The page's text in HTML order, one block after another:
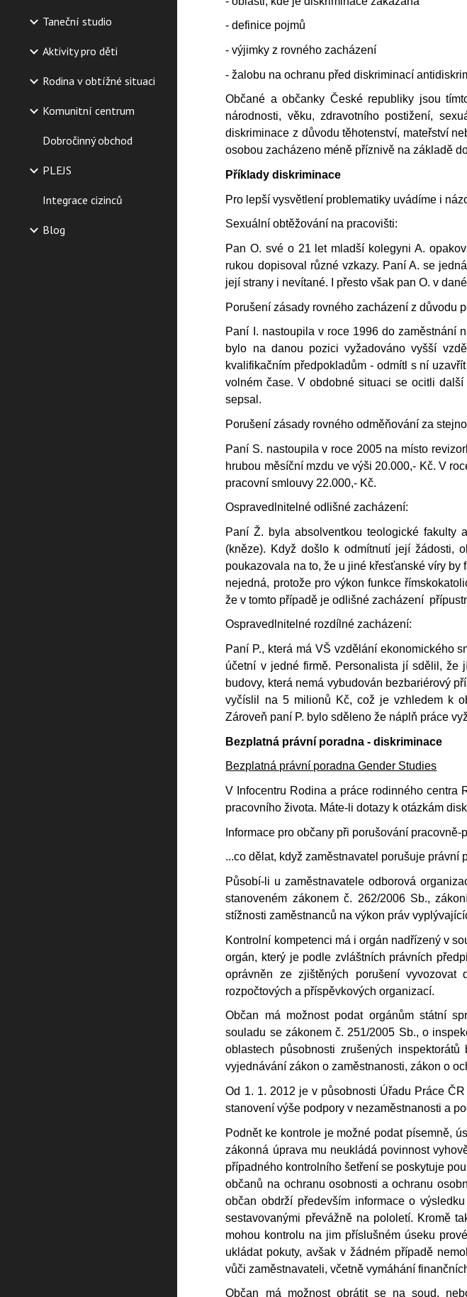
Taneční studio
Aktivity pro děti
Rodina v obtížné situaci
Komunitní centrum
Dobročinný obchod
PLEJS
Integrace cizinců
Blog
- definice pojmů
- výjimky z rovného zacházení
- žalobu na ochranu před diskriminací
Občané a občanky České republiky jsou
národnosti, věku, zdravotního postižení,
diskriminace z důvodu těhotenství, mateřství
osobou zacházeno méně příznivě na základě
Příklady diskriminace
Pro lepší vysvětlení problematiky uvádíme i
Sexuální obtěžování na pracovišti:
Pan O. své o 21 let mladší kolegyni A.
rukou dopisoval různé vzkazy. Paní A. se
její strany i nevítané. I přesto však pan O. v
Porušení zásady rovného zacházení z důvodu
Paní I. nastoupila v roce 1996 do zaměstnání
bylo na danou pozici vyžadováno vyšší
kvalifikačním předpokladům - odmítl s ní
volném čase. V obdobné situaci se ocitli
sepsal.
Porušení zásady rovného odměňování za
Paní S. nastoupila v roce 2005 na místo
hrubou měsíční mzdu ve výši 20.000,- Kč. V
pracovní smlouvy 22.000,- Kč.
Ospravedlnitelné odlišné zacházení:
Paní Ž. byla absolventkou teologické fakulty
(kněze). Když došlo k odmítnutí její žádosti,
poukazovala na to, že u jiné křesťanské víry
nejedná, protože pro výkon funkce
že v tomto případě je odlišné zacházení
Ospravedlnitelné rozdílné zacházení:
Paní P., která má VŠ vzdělání ekonomického
účetní v jedné firmě. Personalista jí sdělil, že
budovy, která nemá vybudován bezbariérový
vyčíslil na 5 milionů Kč, což je vzhledem k
Zároveň paní P. bylo sděleno že náplň práce
Bezplatná právní poradna - diskriminace
Bezplatná právní poradna Gender Studies
V Infocentru Rodina a práce rodinného centra
pracovního života. Máte-li dotazy k otázkám
Informace pro občany při porušování
...co dělat, když zaměstnavatel porušuje právní
Působí-li u zaměstnavatele odborová
stanoveném zákonem č. 262/2006 Sb.,
stížnosti zaměstnanců na výkon práv
Kontrolní kompetenci má i orgán nadřízený v
orgán, který je podle zvláštních právních
oprávněn ze zjištěných porušení vyvozovat
rozpočtových a příspěvkových organizací.
Občan má možnost podat orgánům státní
souladu se zákonem č. 251/2005 Sb., o
oblastech působnosti zrušených
vyjednávání zákon o zaměstnanosti, zákon o
Od 1. 1. 2012 je v působnosti Úřadu Práce
stanovení výše podpory v nezaměstnanosti a
Podnět ke kontrole je možné podat písemně,
zákonná úprava mu neukládá povinnost
případného kontrolního šetření se poskytuje
občanů na ochranu osobnosti a ochranu
občan obdrží především informace o
sestavovanými převážně na pololetí. Kromě
mohou kontrolu na jim příslušném úseku
ukládat pokuty, avšak v žádném případě
vůči zaměstnavateli, včetně vymáhání
Občan má možnost obrátit se na soud,